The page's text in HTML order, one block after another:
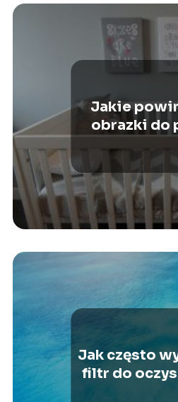
Jakie
obrazki do
Jak często
filtr do
powietrza